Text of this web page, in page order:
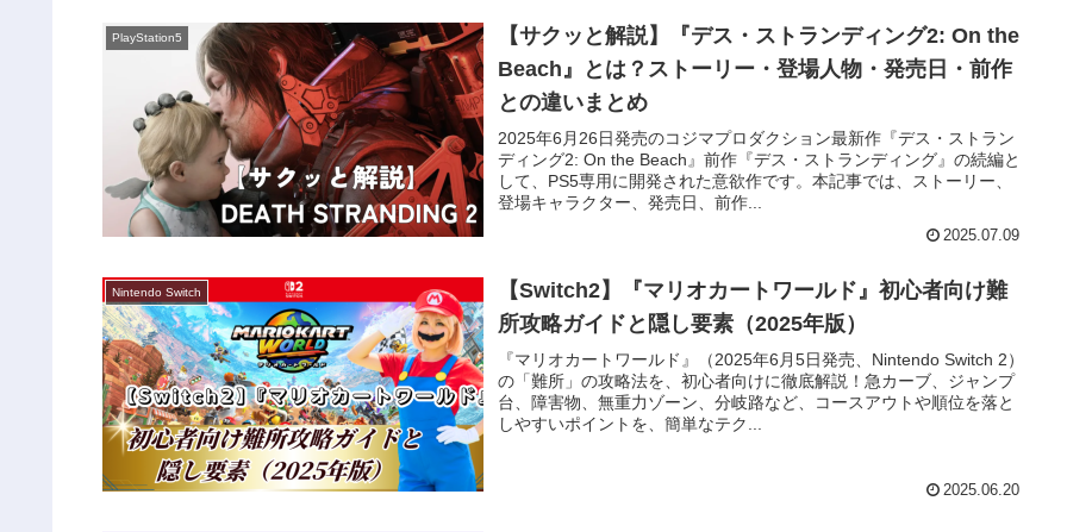
PlayStation5
【サクッと解説】『デス・ストランディング2: On the
Beach』とは？ストーリー・登場人物・発売日・前作
との違いまとめ
2025年6月26日発売のコジマプロダクション最新作『デス・ストラン
ディング2: On the Beach』前作『デス・ストランディング』の続編と
して、PS5専用に開発された意欲作です。本記事では、ストーリー、
登場キャラクター、発売日、前作...
2025.07.09
Nintendo Switch
【Switch2】『マリオカートワールド』初心者向け難
所攻略ガイドと隠し要素（2025年版）
『マリオカートワールド』（2025年6月5日発売、Nintendo Switch 2）
の「難所」の攻略法を、初心者向けに徹底解説！急カーブ、ジャンプ
台、障害物、無重力ゾーン、分岐路など、コースアウトや順位を落と
しやすいポイントを、簡単なテク...
2025.06.20